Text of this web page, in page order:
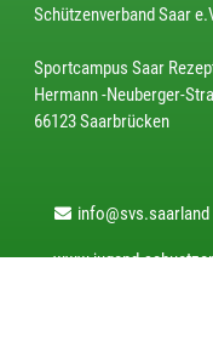
Schützenverband Saar
Sportcampus Saar
Hermann -Neuberger-
66123 Saarbrücken
info@svs.saarland